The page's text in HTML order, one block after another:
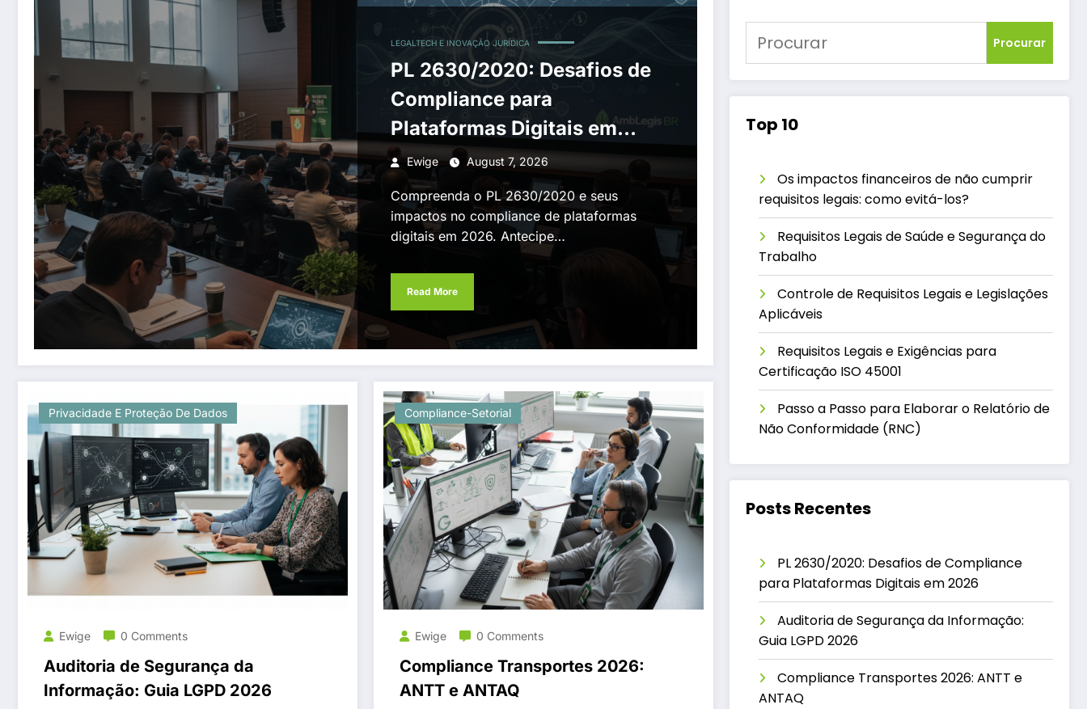
LEGALTECH E INOVAÇÃO JURÍDICA
PL 2630/2020: Desafios de
Compliance para
Plataformas Digitais em
2026
Ewige August 7, 2026
Compreenda o PL 2630/2020 e seus
impactos no compliance de plataformas
digitais em 2026. Antecipe…
Read More
Privacidade E Proteção De Dados
Ewige 0 Comments
Auditoria de Segurança da
Informação: Guia LGPD 2026
Compliance-Setorial
Ewige 0 Comments
Compliance Transportes 2026:
ANTT e ANTAQ
Procurar
Top 10
Os impactos financeiros de não cumprir
requisitos legais: como evitá-los?
Requisitos Legais de Saúde e Segurança do
Trabalho
Controle de Requisitos Legais e Legislações
Aplicáveis
Requisitos Legais e Exigências para
Certificação ISO 45001
Passo a Passo para Elaborar o Relatório de
Não Conformidade (RNC)
Posts Recentes
PL 2630/2020: Desafios de Compliance
para Plataformas Digitais em 2026
Auditoria de Segurança da Informação:
Guia LGPD 2026
Compliance Transportes 2026: ANTT e
ANTAQ